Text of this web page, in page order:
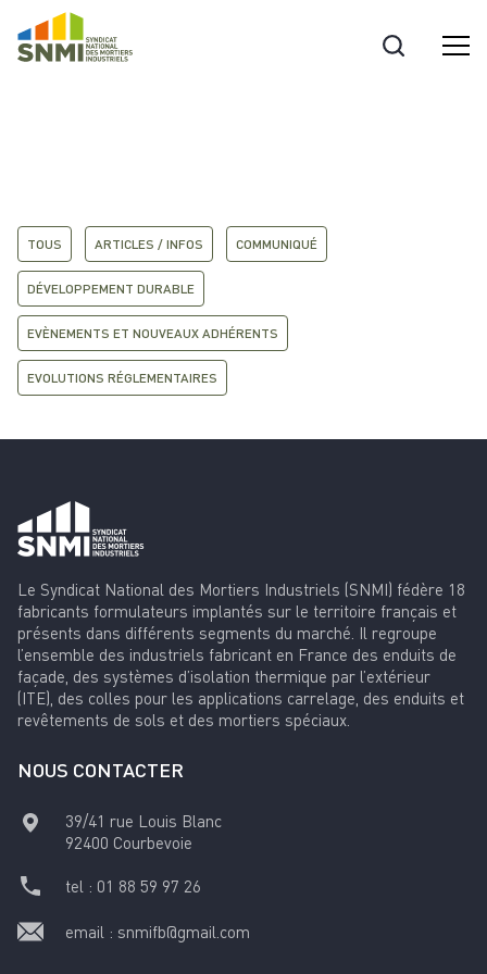
TOUS ARTICLES / INFOS COMMUNIQUÉ
DÉVELOPPEMENT DURABLE
EVÈNEMENTS ET NOUVEAUX ADHÉRENTS
EVOLUTIONS RÉGLEMENTAIRES
Le Syndicat National des Mortiers Industriels (SNMI) fédère 18
fabricants formulateurs implantés sur le territoire français et
présents dans différents segments du marché. Il regroupe
l’ensemble des industriels fabricant en France des enduits de
façade, des systèmes d’isolation thermique par l’extérieur
(ITE), des colles pour les applications carrelage, des enduits et
revêtements de sols et des mortiers spéciaux.
NOUS CONTACTER
39/41 rue Louis Blanc
92400 Courbevoie
tel : 01 88 59 97 26
email : snmifb@gmail.com
Cookies management panel